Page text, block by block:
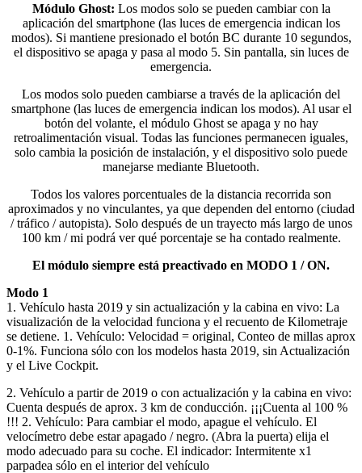
Módulo Ghost: Los modos solo se pueden cambiar con la
aplicación del smartphone (las luces de emergencia indican los
modos). Si mantiene presionado el botón BC durante 10 segundos,
el dispositivo se apaga y pasa al modo 5. Sin pantalla, sin luces de
emergencia.
Los modos solo pueden cambiarse a través de la aplicación del
smartphone (las luces de emergencia indican los modos). Al usar el
botón del volante, el módulo Ghost se apaga y no hay
retroalimentación visual. Todas las funciones permanecen iguales,
solo cambia la posición de instalación, y el dispositivo solo puede
manejarse mediante Bluetooth.
Todos los valores porcentuales de la distancia recorrida son
aproximados y no vinculantes, ya que dependen del entorno (ciudad
/ tráfico / autopista). Solo después de un trayecto más largo de unos
100 km / mi podrá ver qué porcentaje se ha contado realmente.
El módulo siempre está preactivado en MODO 1 / ON.
Modo 1
1. Vehículo hasta 2019 y sin actualización y la cabina en vivo: La
visualización de la velocidad funciona y el recuento de Kilometraje
se detiene. 1. Vehículo: Velocidad = original, Conteo de millas aprox
0-1%. Funciona sólo con los modelos hasta 2019, sin Actualización
y el Live Cockpit.
2. Vehículo a partir de 2019 o con actualización y la cabina en vivo:
Cuenta después de aprox. 3 km de conducción. ¡¡¡Cuenta al 100 %
!!! 2. Vehículo: Para cambiar el modo, apague el vehículo. El
velocímetro debe estar apagado / negro. (Abra la puerta) elija el
modo adecuado para su coche. El indicador: Intermitente x1
parpadea sólo en el interior del vehículo